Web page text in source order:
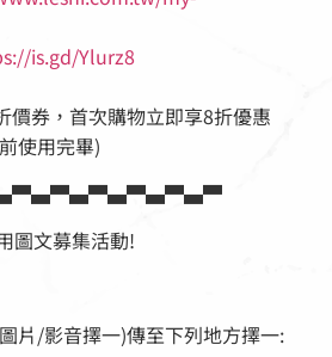
is.gd/Ylurz8
價券，首次購物立即享8折優惠
使用完畢)
文募集活動!
片/影音擇一)傳至下列地方擇一: